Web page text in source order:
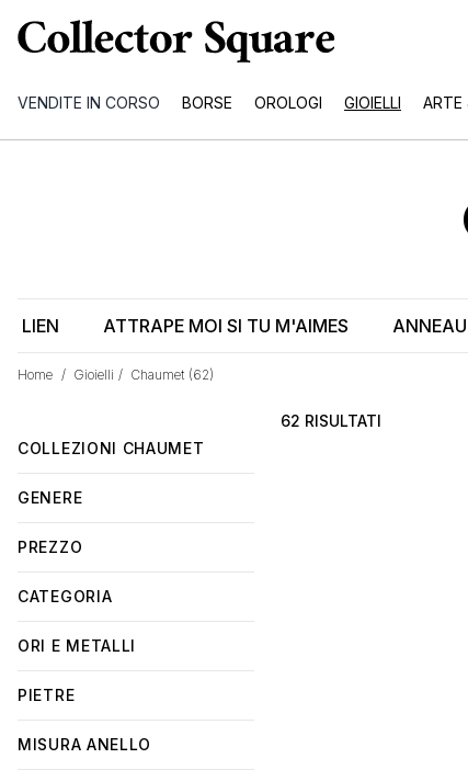
VENDITE IN CORSO BORSE OROLOGI GIOIELLI ARTE
Home / Gioielli / Chaumet (62)
LIEN ATTRAPE MOI SI TU M'AIMES ANNEAU
62 RISULTATI
COLLEZIONI CHAUMET
GENERE
PREZZO
CATEGORIA
ORI E METALLI
PIETRE
MISURA ANELLO